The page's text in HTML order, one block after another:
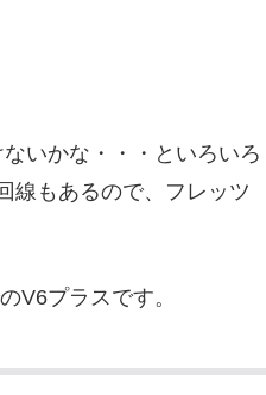
いかな・・・といろいろ
線もあるので、フレッツ
V6プラスです。